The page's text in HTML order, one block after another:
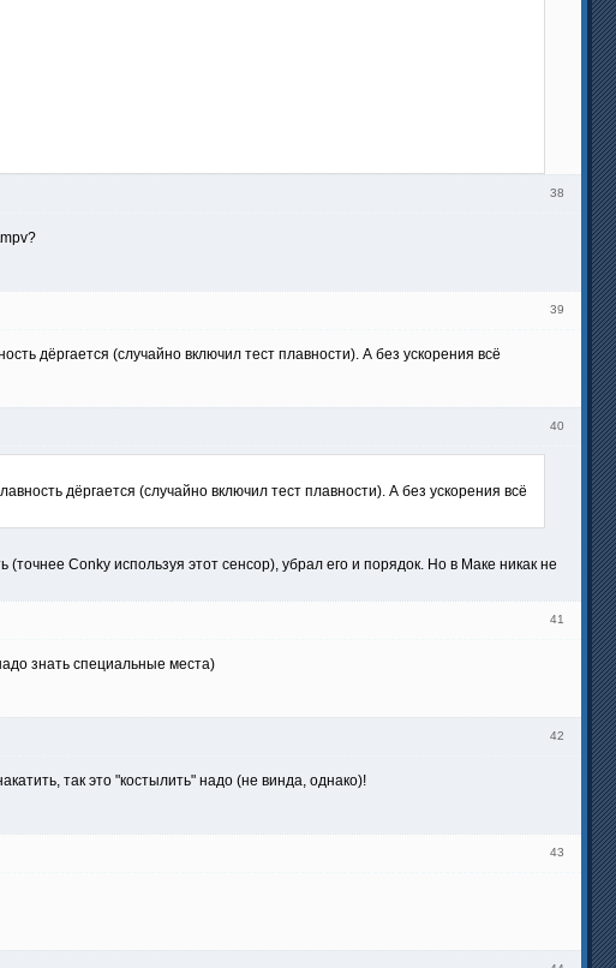
38
39
дёргается (случайно включил тест плавности). А без ускорения всё
40
дёргается (случайно включил тест плавности). А без ускорения всё
Conky используя этот сенсор), убрал его и порядок. Но в Маке никак не
41
знать специальные места)
42
так это "костылить" надо (не винда, однако)!
43